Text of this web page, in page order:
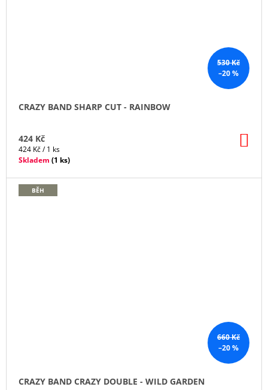
530 Kč
–20 %
CRAZY BAND SHARP CUT - RAINBOW
424 Kč
Měrná
cena:
424 Kč / 1 ks
Skladem (1 ks)
660 Kč
–20 %
BĚH
CRAZY BAND CRAZY DOUBLE - WILD GARDEN